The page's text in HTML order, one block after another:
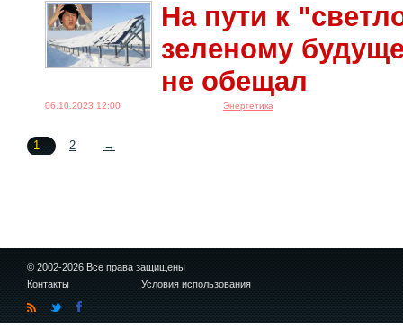
На пути к
зеленому
не обещал
06.10.2023 12:00 Энергетика
1 2 →
© 2002-2026 Все права защищены
Контакты
Условия использования